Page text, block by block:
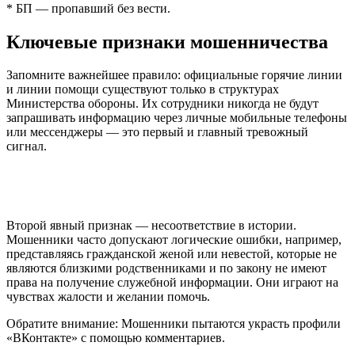
* БП — пропавший без вести.
Ключевые признаки мошенничества
Запомните важнейшее правило: официальные горячие линии
и линии помощи существуют только в структурах
Министерства обороны. Их сотрудники никогда не будут
запрашивать информацию через личные мобильные телефоны
или мессенджеры — это первый и главный тревожный
сигнал.
Второй явный признак — несоответствие в истории.
Мошенники часто допускают логические ошибки, например,
представляясь гражданской женой или невестой, которые не
являются близкими родственниками и по закону не имеют
права на получение служебной информации. Они играют на
чувствах жалости и желании помочь.
Обратите внимание: Мошенники пытаются украсть профили
«ВКонтакте» с помощью комментариев.